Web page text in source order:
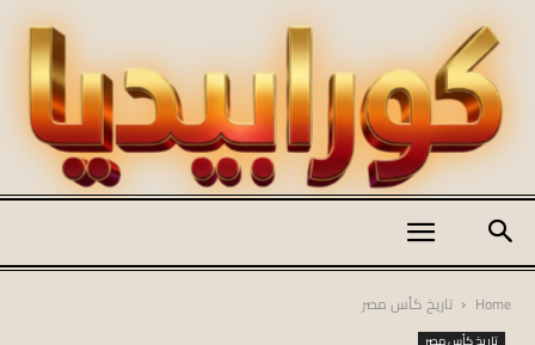
Home تاريخ كأس مصر
تاريخ كأس مصر